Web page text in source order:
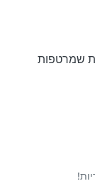
שמרטפות